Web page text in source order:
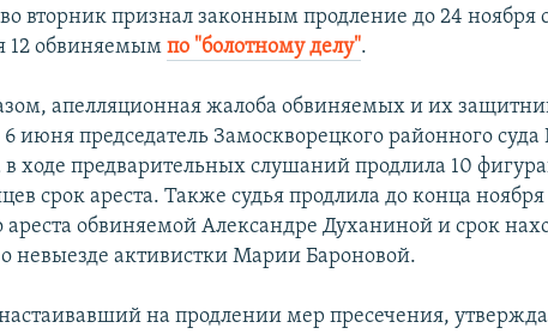
вторник признал законным продление до 24 ноября
12 обвиняемымпо "болотному делу".
апелляционная жалоба обвиняемых и их
июня председатель Замоскворецкого районного суда
ходе предварительных слушаний продлила 10
срок ареста. Также судья продлила до конца ноября
обвиняемой Александре Духаниной и срок
невыезде активистки Марии Бароновой.
на продлении мер пресечения,